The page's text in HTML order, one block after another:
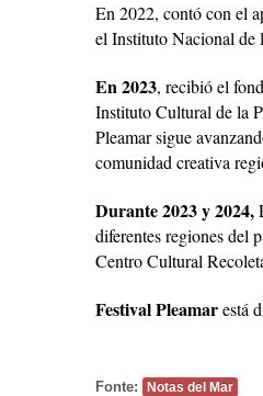
En 2022, contó con el
el Instituto Nacional de
En 2023, recibió el
Instituto Cultural de la
Pleamar sigue
comunidad creativa
Durante 2023 y 2024,
diferentes regiones del
Centro Cultural
Festival Pleamarestá
Fonte: Notas del Mar